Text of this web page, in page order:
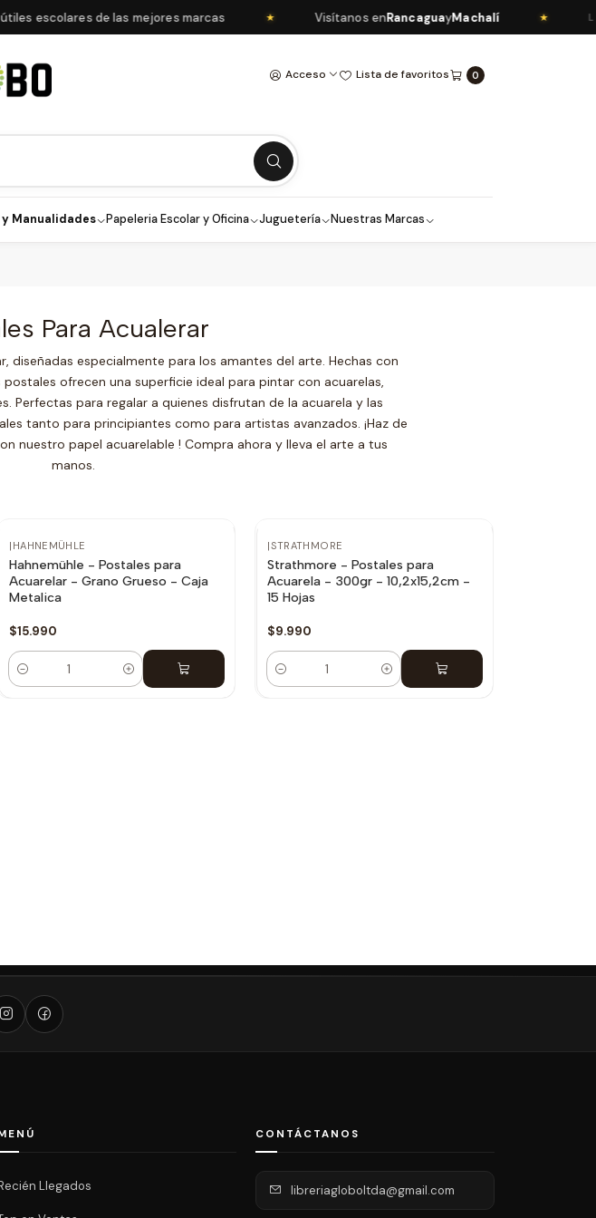
escolares de las mejores marcas Visítanos enRancaguayMachalí
Acceso Lista de favoritos 0
Manualidades Papeleria Escolar y Oficina Juguetería Nuestras Marcas
Para Acualerar
diseñadas especialmente para los amantes del arte. Hechas con
ofrecen una superficie ideal para pintar con acuarelas,
Perfectas para regalar a quienes disfrutan de la acuarela y las
tanto para principiantes como para artistas avanzados. ¡Haz de
nuestro papel acuarelable ! Compra ahora y lleva el arte a tus
manos.
| HAHNEMÜHLE
Hahnemühle - Postales para
Acuarelar - Grano Grueso - Caja
Metalica
$15.990
Cantidad
|STRATHMORE
Strathmore - Postales para
Acuarela - 300gr - 10,2x15,2cm -
15 Hojas
$9.990
Cantidad
Llegados
CONTÁCTANOS
libreriagloboltda@gmail.com